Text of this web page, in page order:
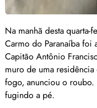
Na manhã desta
Carmo do Paranaíba foi
Capitão Antônio
muro de uma
fogo, anunciou o
fugindo a pé.